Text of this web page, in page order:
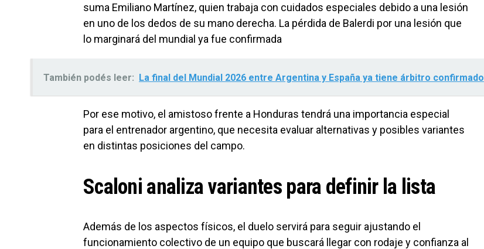
suma Emiliano Martínez, quien trabaja con cuidados especiales debido a una lesión
en uno de los dedos de su mano derecha. La pérdida de Balerdi por una lesión que
lo marginará del mundial ya fue confirmada
También podés leer: La final del Mundial 2026 entre Argentina y España ya tiene árbitro confirmado
Por ese motivo, el amistoso frente a Honduras tendrá una importancia especial
para el entrenador argentino, que necesita evaluar alternativas y posibles variantes
en distintas posiciones del campo.
Scaloni analiza variantes para definir la lista
Además de los aspectos físicos, el duelo servirá para seguir ajustando el
funcionamiento colectivo de un equipo que buscará llegar con rodaje y confianza al